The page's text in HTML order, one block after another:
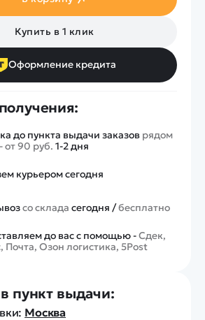
Купить в 1 клик
Оформление кредита
до пункта выдачи заказов рядом
от 90 руб. 1-2 дня
курьером сегодня
со склада сегодня /бесплатно
до вас с помощью -Сдек,
Почта, Озон логистика, 5Post
пункт выдачи:
Москва
Спецтехника
Железные дороги
Конструкторы
Запчасти для моделей